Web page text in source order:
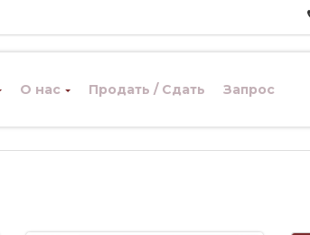
О нас Продать / Сдать Запрос